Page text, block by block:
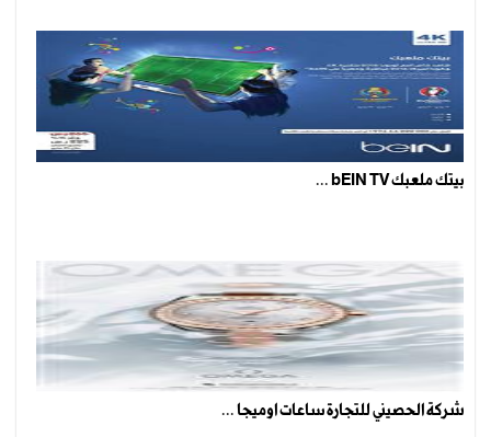
بيتك ملعبك bEIN TV ...
شركة الحصيني للتجارة ساعات اوميجا ...